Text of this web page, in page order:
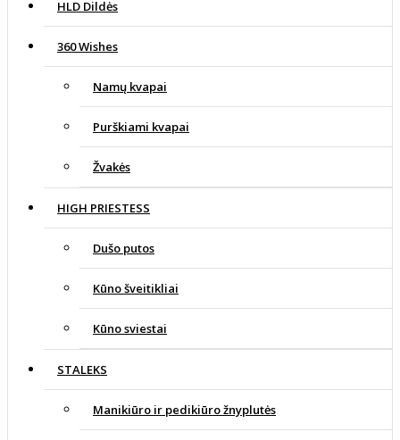
HLD Dildės
360 Wishes
Namų kvapai
Purškiami kvapai
Žvakės
HIGH PRIESTESS
Dušo putos
Kūno šveitikliai
Kūno sviestai
STALEKS
Manikiūro ir pedikiūro žnyplutės